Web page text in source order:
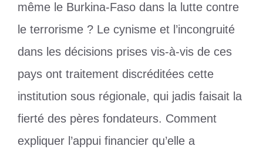
même le Burkina-Faso dans la lutte contre
le terrorisme ? Le cynisme et l’incongruité
dans les décisions prises vis-à-vis de ces
pays ont traitement discréditées cette
institution sous régionale, qui jadis faisait la
fierté des pères fondateurs. Comment
expliquer l’appui financier qu’elle a